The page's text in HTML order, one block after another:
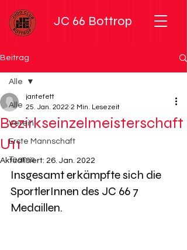
JC 66 Bottrop
Beitrag
Alle
Verein
Erste Mannschaft
Teams
Alle
Bezirkseinzelmeisterschaft
U11
jantefett
25. Jan. 2022 2 Min. Lesezeit
Aktualisiert: 26. Jan. 2022
Insgesamt erkämpfte sich die
SportlerInnen des JC 66 7
Medaillen.